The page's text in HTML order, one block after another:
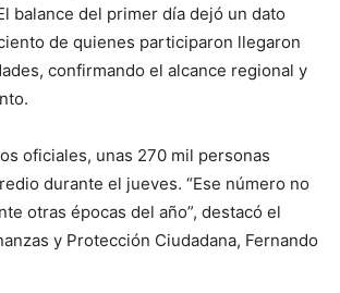
balance del primer día dejó un dato
de quienes participaron llegaron
confirmando el alcance regional y
oficiales, unas 270 mil personas
durante el jueves. “Ese número no
otras épocas del año”, destacó el
y Protección Ciudadana, Fernando